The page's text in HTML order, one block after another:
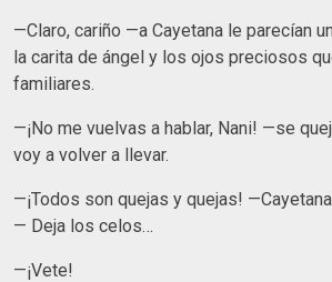
—Claro, cariño —a Cayetana le parecían
la carita de ángel y los ojos preciosos
familiares.
—¡No me vuelvas a hablar, Nani! —se
voy a volver a llevar.
—¡Todos son quejas y quejas!
— Deja los celos…
—¡Vete!